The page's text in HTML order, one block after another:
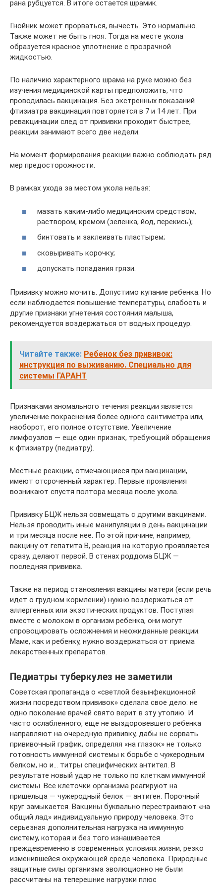
рана рубцуется. В итоге остается шрамик.
Гнойник может прорваться, вычесть. Это нормально.
Также может не быть гноя. Тогда на месте укола
образуется красное уплотнение с прозрачной
жидкостью.
По наличию характерного шрама на руке можно без
изучения медицинской карты предположить, что
проводилась вакцинация. Без экстренных показаний
фтизиатра вакцинация повторяется в 7 и 14 лет. При
ревакцинации след от прививки проходит быстрее,
реакции занимают всего две недели.
На момент формирования реакции важно соблюдать ряд
мер предосторожности.
В рамках ухода за местом укола нельзя:
мазать каким-либо медицинским средством,
раствором, кремом (зеленка, йод, перекись);
бинтовать и заклеивать пластырем;
сковыривать корочку;
допускать попадания грязи.
Прививку можно мочить. Допустимо купание ребенка. Но
если наблюдается повышение температуры, слабость и
другие признаки угнетения состояния малыша,
рекомендуется воздержаться от водных процедур.
Читайте также: Ребенок без прививок:
инструкция по выживанию. Специально для
системы ГАРАНТ
Признаками аномального течения реакции является
увеличение покраснения более одного сантиметра или,
наоборот, его полное отсутствие. Увеличение
лимфоузлов — еще один признак, требующий обращения
к фтизиатру (педиатру).
Местные реакции, отмечающиеся при вакцинации,
имеют отсроченный характер. Первые проявления
возникают спустя полтора месяца после укола.
Прививку БЦЖ нельзя совмещать с другими вакцинами.
Нельзя проводить иные манипуляции в день вакцинации
и три месяца после нее. По этой причине, например,
вакцину от гепатита В, реакция на которую проявляется
сразу, делают первой. В стенах роддома БЦЖ —
последняя прививка.
Также на период становления вакцины матери (если речь
идет о грудном кормлении) нужно воздержаться от
аллергенных или экзотических продуктов. Поступая
вместе с молоком в организм ребенка, они могут
спровоцировать осложнения и неожиданные реакции.
Маме, как и ребенку, нужно воздержаться от приема
лекарственных препаратов.
Педиатры туберкулез не заметили
Советская пропаганда о «светлой безынфекционной
жизни посредством прививок» сделала свое дело: не
одно поколение врачей свято верит в эту утопию. И
часто ослабленного, еще не выздоровевшего ребенка
направляют на очередную прививку, дабы не сорвать
прививочный график, определяя «на глазок» не только
готовность иммунной системы к борьбе с чужеродным
белком, но и… титры специфических антител. В
результате новый удар не только по клеткам иммунной
системы. Все клеточки организма реагируют на
пришельца — чужеродный белок — антиген. Порочный
круг замыкается. Вакцины буквально перестраивают «на
общий лад» индивидуальную природу человека. Это
серьезная дополнительная нагрузка на иммунную
систему, которая и без того изнашивается
преждевременно в современных условиях жизни, резко
изменившейся окружающей среде человека. Природные
защитные силы организма эволюционно не были
рассчитаны на теперешние нагрузки плюс